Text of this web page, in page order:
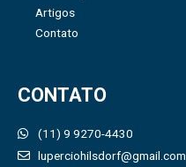
Artigos
Contato
CONTATO
(11) 9 9270-4430
luperciohilsdorf@gmail.com